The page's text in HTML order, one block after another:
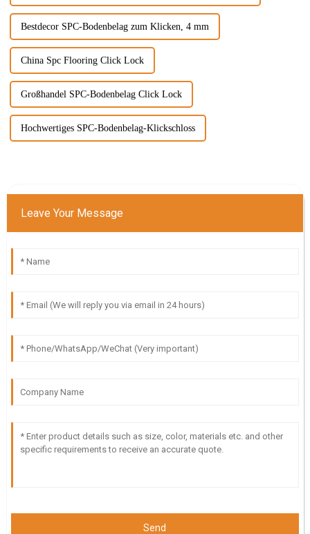
Bestdecor SPC-Bodenbelag zum Klicken, 4 mm
China Spc Flooring Click Lock
Großhandel SPC-Bodenbelag Click Lock
Hochwertiges SPC-Bodenbelag-Klickschloss
Leave Your Message
Send